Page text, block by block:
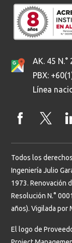
AK. 45
PBX:
Línea
Todos los
Ingeniería Julio
1973. Renovación
Resolución N.°
años). Vigilada por
El logo de